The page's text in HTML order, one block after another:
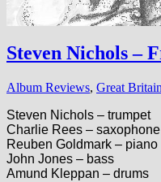
Steven Nichols –
Album Reviews, Great Britain
Steven Nichols – trumpet
Charlie Rees – saxophone
Reuben Goldmark – piano
John Jones – bass
Amund Kleppan – drums